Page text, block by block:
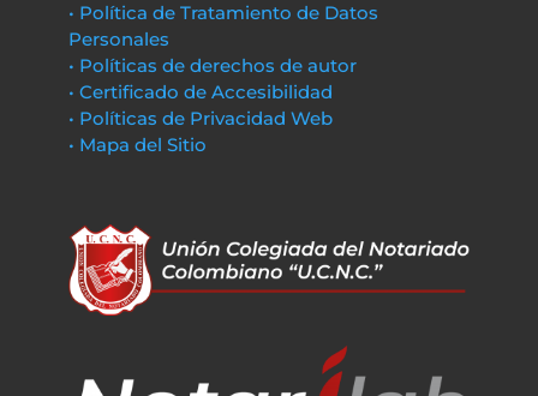
• Política de Tratamiento de Datos
Personales
• Políticas de derechos de autor
• Certificado de Accesibilidad
• Políticas de Privacidad Web
• Mapa del Sitio